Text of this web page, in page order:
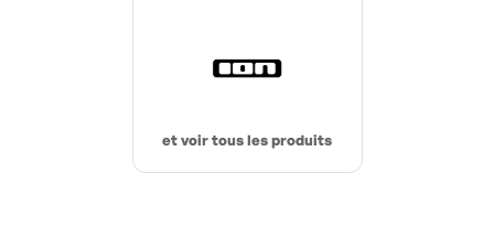
et voir tous les produits